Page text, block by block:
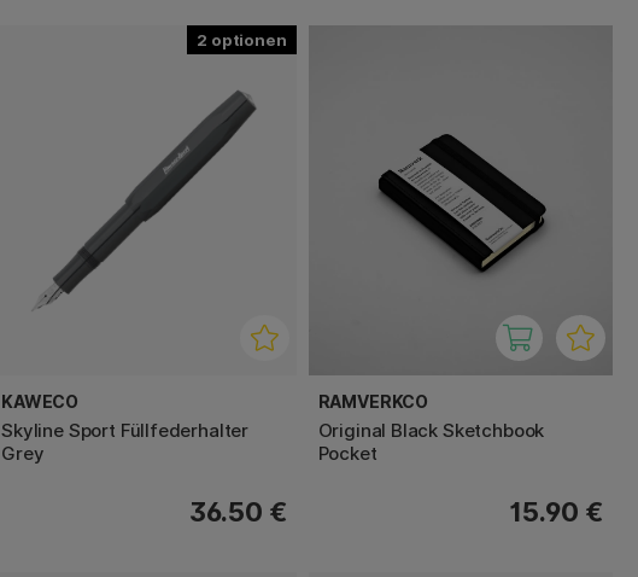
2
KAWECO
Skyline Sport Füllfederhalter
Grey
36.50 €
RAMVERKCO
Original Black Sketchbook
Pocket
15.90 €